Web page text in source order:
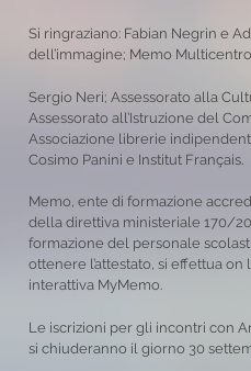
Si ringraziano: Fabian Negrin e
dell’immagine; Memo
Sergio Neri; Assessorato alla
Assessorato all’Istruzione del
Associazione librerie
Cosimo Panini e Institut Français.
Memo, ente di formazione
della direttiva ministeriale 170/
formazione del personale
ottenere l’attestato, si effettua on
interattiva MyMemo.
Le iscrizioni per gli incontri con
si chiuderanno il giorno 30